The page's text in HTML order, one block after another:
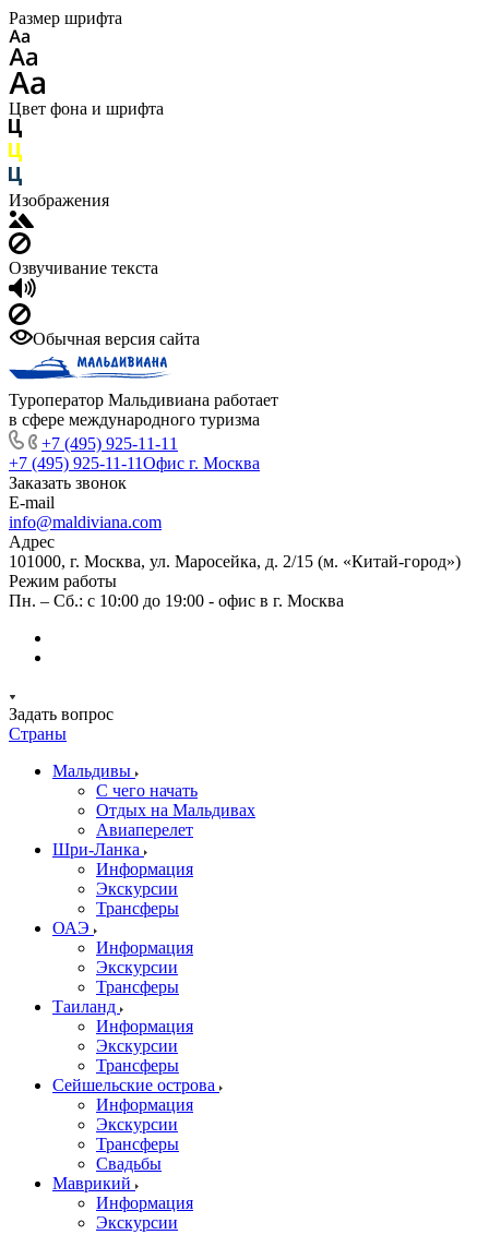
Размер шрифта
Цвет фона и шрифта
Изображения
Озвучивание текста
Обычная версия сайта
Туроператор Мальдивиана работает
в сфере международного туризма
+7 (495) 925-11-11
+7 (495) 925-11-11Офис г. Москва
Заказать звонок
E-mail
info@maldiviana.com
Адрес
101000, г. Москва, ул. Маросейка, д. 2/15 (м. «Китай-город»)
Режим работы
Пн. – Сб.: с 10:00 до 19:00 - офис в г. Москва
Задать вопрос
Страны
Мальдивы
С чего начать
Отдых на Мальдивах
Авиаперелет
Шри-Ланка
Информация
Экскурсии
Трансферы
ОАЭ
Информация
Экскурсии
Трансферы
Таиланд
Информация
Экскурсии
Трансферы
Сейшельские острова
Информация
Экскурсии
Трансферы
Свадьбы
Маврикий
Информация
Экскурсии